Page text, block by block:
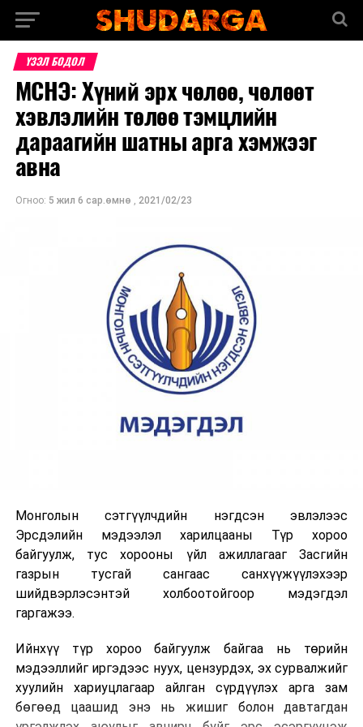
ҮЗЭЛ БОДОЛ
МСНЭ: Хүний эрх чөлөө, чөлөөт
хэвлэлийн төлөө тэмцлийн
дараагийн шатны арга хэмжээг
авна
Огноо: 5 жил 6 сар.өмнө , 2021/02/23
Монголын сэтгүүлчдийн нэгдсэн эвлэлээс
Эрсдэлийн мэдээлэл харилцааны Түр хороо
байгуулж, тус хорооны үйл ажиллагааг Засгийн
газрын тусгай сангаас санхүүжүүлэхээр
шийдвэрлэсэнтэй холбоотойгоор мэдэгдэл
гаргажээ.
Ийнхүү түр хороо байгуулж байгаа нь төрийн
мэдээллийг иргэдээс нуух, цензурдэх, эх сурвалжийг
хуулийн хариуцлагаар айлган сүрдүүлэх арга зам
бөгөөд цаашид энэ нь жишиг болон давтагдан